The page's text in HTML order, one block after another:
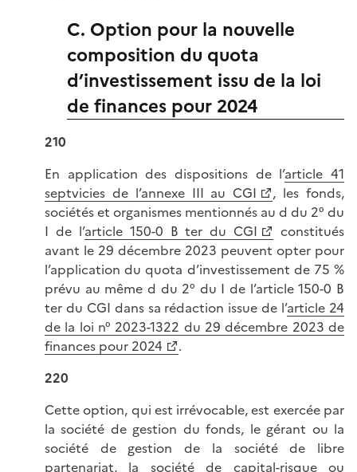
C. Option pour la nouvelle
composition du quota
d’investissement issu de la loi
de finances pour 2024
210
En application des dispositions de l’article 41
septvicies de l’annexe III au CGI
, les fonds,
sociétés et organismes mentionnés au d du 2° du
I de l’article 150-0 B ter du CGI
constitués
avant le 29 décembre 2023 peuvent opter pour
l’application du quota d’investissement de 75 %
prévu au même d du 2° du I de l’article 150-0 B
ter du CGI dans sa rédaction issue de l’article 24
de la loi n° 2023-1322 du 29 décembre 2023 de
finances pour 2024
.
220
Cette option, qui est irrévocable, est exercée par
la société de gestion du fonds, le gérant ou la
société de gestion de la société de libre
partenariat, la société de capital-risque ou